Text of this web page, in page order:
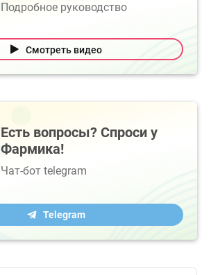
Подробное руководство
Смотреть видео
Есть вопросы? Спроси у
Фармика!
Чат-бот telegram
Telegram